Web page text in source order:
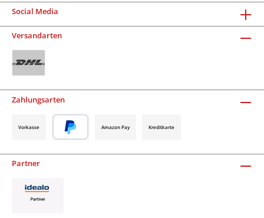
Social Media
Versandarten
Zahlungsarten
Vorkasse Amazon Pay Kreditkarte
Partner